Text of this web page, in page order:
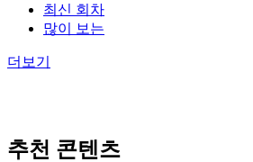
최신 회차
많이 보는
더보기
추천 콘텐츠